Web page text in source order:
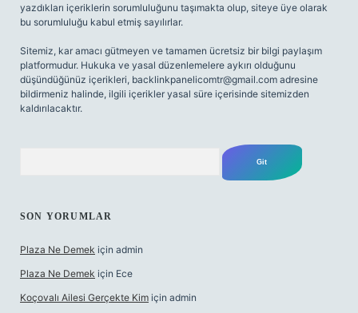
yazdıkları içeriklerin sorumluluğunu taşımakta olup, siteye üye olarak
bu sorumluluğu kabul etmiş sayılırlar.
Sitemiz, kar amacı gütmeyen ve tamamen ücretsiz bir bilgi paylaşım
platformudur. Hukuka ve yasal düzenlemelere aykırı olduğunu
düşündüğünüz içerikleri, backlinkpanelicomtr@gmail.com adresine
bildirmeniz halinde, ilgili içerikler yasal süre içerisinde sitemizden
kaldırılacaktır.
SON YORUMLAR
Plaza Ne Demek için admin
Plaza Ne Demek için Ece
Koçovalı Ailesi Gerçekte Kim için admin